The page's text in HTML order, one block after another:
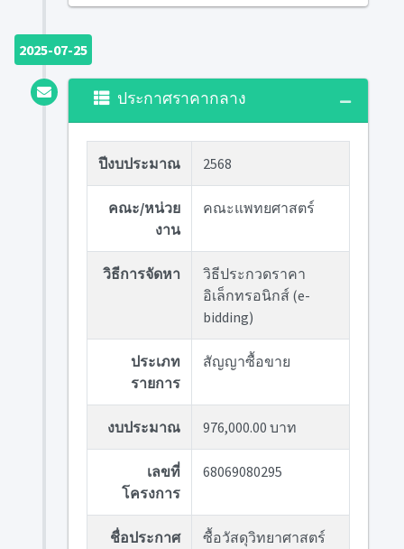
2025-07-25
ประกาศราคากลาง
ปีงบประมาณ 2568
คณะ/หน่วย
งาน
คณะแพทยศาสตร์
วิธีการจัดหา
วิธีประกวดราคา
อิเล็กทรอนิกส์ (e-
bidding)
ประเภท
รายการ
สัญญาซื้อขาย
งบประมาณ 976,000.00 บาท
เลขที่
โครงการ
68069080295
ชื่อประกาศ
ซื้อวัสดุวิทยาศาสตร์